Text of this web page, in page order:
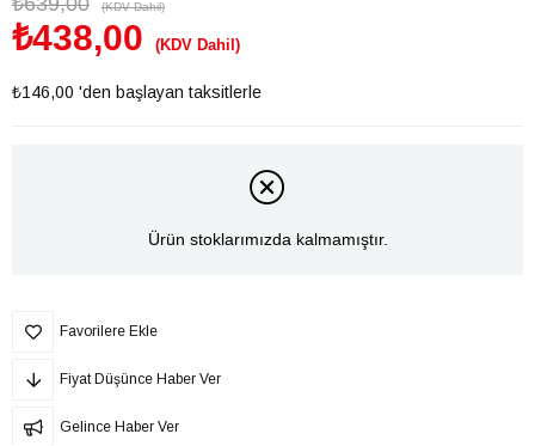
(KDV Dahil)
₺438,00 (KDV Dahil)
₺146,00 'den başlayan taksitlerle
Ürün stoklarımızda kalmamıştır.
Favorilere Ekle
Fiyat Düşünce Haber Ver
Gelince Haber Ver